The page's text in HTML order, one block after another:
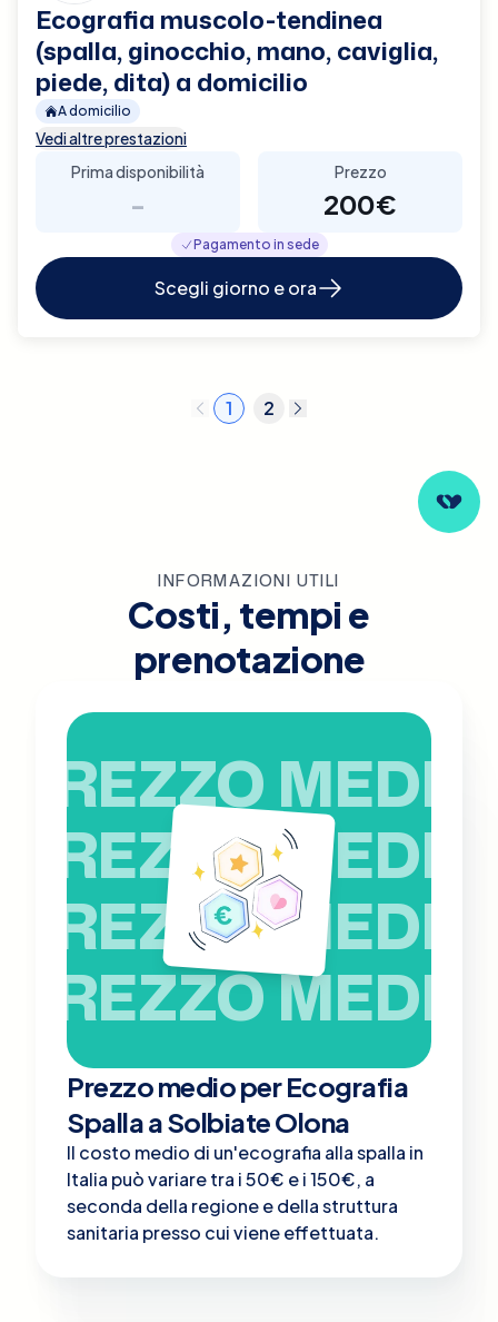
Ecografia muscolo-tendinea
(spalla, ginocchio, mano, caviglia,
piede, dita) a domicilio
A domicilio
Vedi altre prestazioni
Prima disponibilità
-
Prezzo
200€
Pagamento in sede
Scegli giorno e ora
1 2
INFORMAZIONI UTILI
Costi, tempi e
prenotazione
PREZZO MEDIO
PREZZO MEDIO
PREZZO MEDIO
PREZZO MEDIO
Prezzo medio per Ecografia
Spalla a Solbiate Olona
Il costo medio di un'ecografia alla spalla in
Italia può variare tra i 50€ e i 150€, a
seconda della regione e della struttura
sanitaria presso cui viene effettuata.